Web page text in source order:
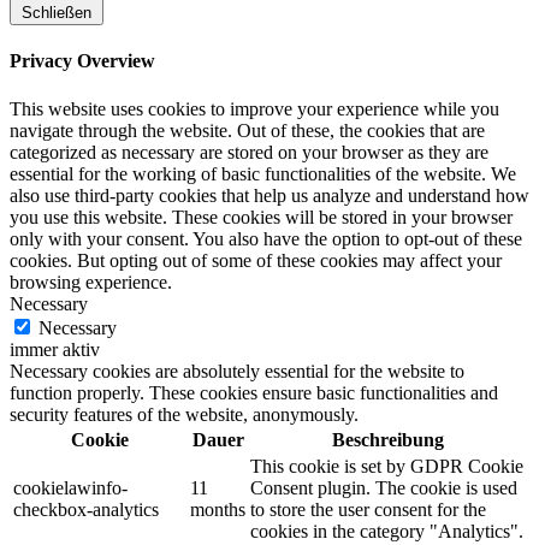
Schließen
Privacy Overview
This website uses cookies to improve your experience while you
navigate through the website. Out of these, the cookies that are
categorized as necessary are stored on your browser as they are
essential for the working of basic functionalities of the website. We
also use third-party cookies that help us analyze and understand how
you use this website. These cookies will be stored in your browser
only with your consent. You also have the option to opt-out of these
cookies. But opting out of some of these cookies may affect your
browsing experience.
Necessary
Necessary
immer aktiv
Necessary cookies are absolutely essential for the website to
function properly. These cookies ensure basic functionalities and
security features of the website, anonymously.
Cookie
Dauer Beschreibung
cookielawinfo-
checkbox-analytics
11
months
This cookie is set by GDPR Cookie
Consent plugin. The cookie is used
to store the user consent for the
cookies in the category "Analytics".